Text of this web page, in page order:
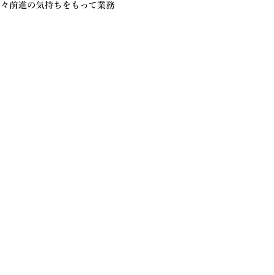
前進の気持ちをもって業務